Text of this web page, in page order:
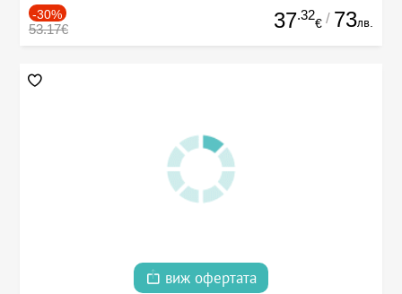
-30%
53.17€ 37.32
€ / 73лв.
виж офертата